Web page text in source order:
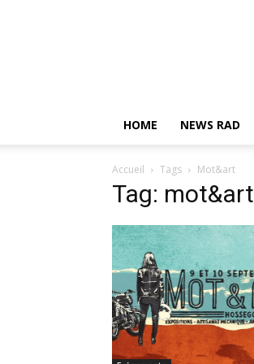
HOME NEWS RAD
Accueil Tags Mot&art
Tag: mot&art